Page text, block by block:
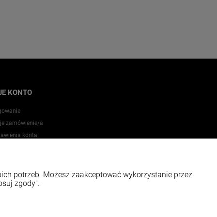
KONTO
zamówienie/a
konta
potrzeb. Możesz zaakceptować wykorzystanie przez
zgody".